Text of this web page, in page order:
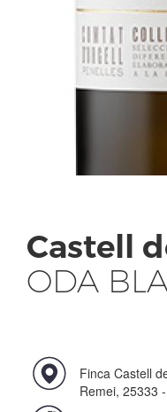
Castell
ODA
Finca Castell
Remei, 25333